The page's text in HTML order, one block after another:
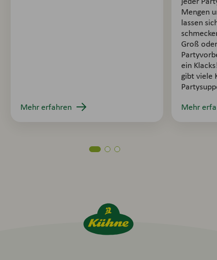
Mehr erfahren
Mengen
lassen
Groß
ein
gibt viele
Mehr